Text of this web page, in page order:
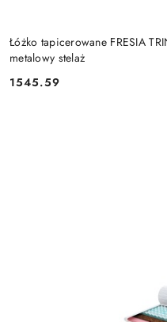
Łóżko tapicerowane FRESIA
metalowy stelaż
Cena:
1545.59